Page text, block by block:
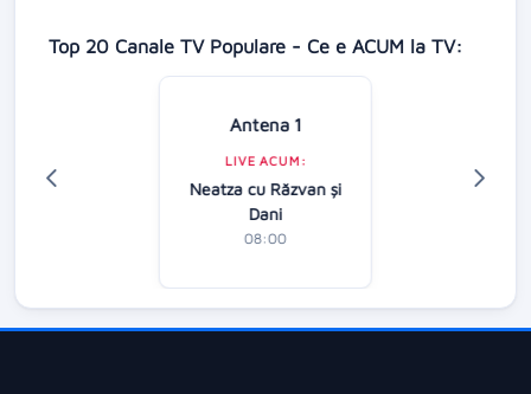
Top 20 Canale TV Populare - Ce e ACUM la TV:
Antena 1
LIVE ACUM:
Neatza cu Răzvan şi
Dani
08:00